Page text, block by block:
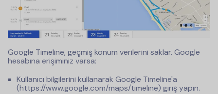
Google Timeline, geçmiş konum verilerini saklar. Google
hesabına erişiminiz varsa:
Kullanıcı bilgilerini kullanarak Google Timeline'a
(https://www.google.com/maps/timeline) giriş yapın.